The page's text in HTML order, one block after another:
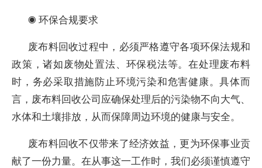
◉ 环保合规要求
废布料回收过程中，必须严格遵守各项环保法规和
政策，诸如废物处置法、环保税法等。在处理废布料
时，务必采取措施防止环境污染和危害健康。具体而
言，废布料回收公司应确保处理后的污染物不向大气、
水体和土壤排放，从而保障周边环境的健康与安全。
废布料回收不仅带来了经济效益，更为环保事业贡
献了一份力量。在从事这一工作时，我们必须谨慎遵守